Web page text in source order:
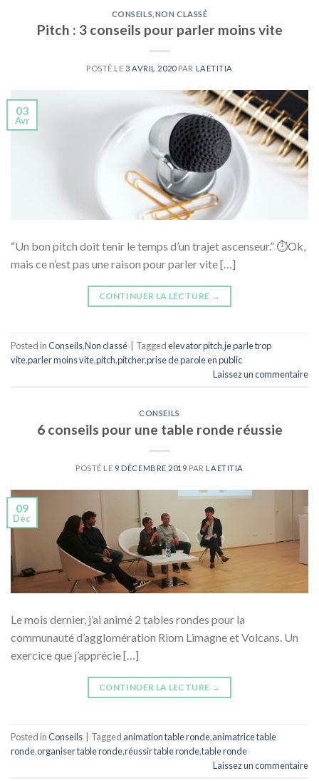
CONSEILS NON CLASSÉ
Pitch : 3 conseils pour parler moins vite
POSTÉ LE 3 AVRIL 2020PAR LAETITIA
03
Avr
“Un bon pitch doit tenir le temps d’un trajet ascenseur.” ⏱Ok,
mais ce n’est pas une raison pour parler vite […]
CONTINUER LA LECTURE →
Posted inConseils,Non classé Taggedelevator pitch,je parle trop
vite,parler moins vite,pitch,pitcher,prise de parole en public
Laissez un commentaire
CONSEILS
6 conseils pour une table ronde réussie
POSTÉ LE 9 DÉCEMBRE 2019 PAR LAETITIA
09
Déc
Le mois dernier, j’ai animé 2 tables rondes pour la
communauté d’agglomération Riom Limagne et Volcans. Un
exercice que j’apprécie […]
CONTINUER LA LECTURE →
Posted inConseils Tagged animation table ronde,animatrice table
ronde,organiser table ronde,réussir table ronde,table ronde
Laissez un commentaire